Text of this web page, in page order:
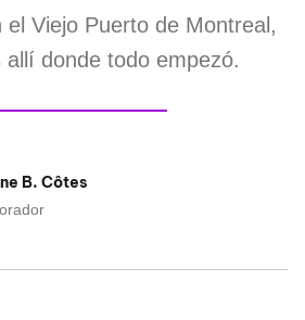
el Viejo Puerto de Montreal,
allí donde todo empezó.
B. Côtes